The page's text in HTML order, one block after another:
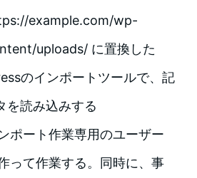
example.com/wp-
uploads/ に置換した
のインポートツールで、記
を読み込みする
ポート作業専用のユーザー
って作業する。同時に、事